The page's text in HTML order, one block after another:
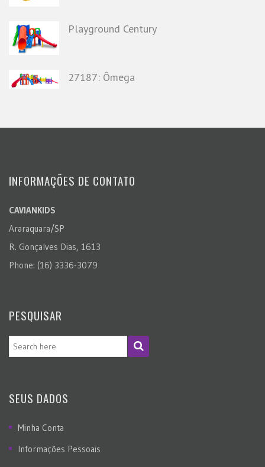
Playground Century
27187: Ômega
INFORMAÇÕES DE CONTATO
CAVIANKIDS
Araraquara/SP
R. Gonçalves Dias, 1613
Phone: (16) 3336-3079
PESQUISAR
SEUS DADOS
Minha Conta
Informações Pessoais